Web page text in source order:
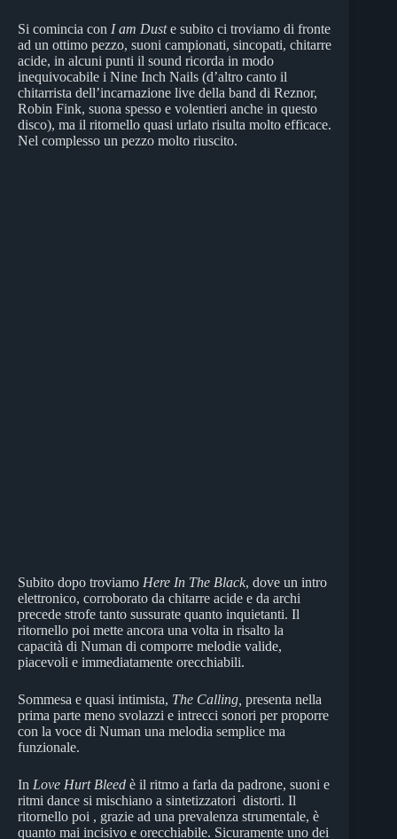
Si comincia con I am Duste subito ci troviamo di fronte
ad un ottimo pezzo, suoni campionati, sincopati, chitarre
acide, in alcuni punti il sound ricorda in modo
inequivocabile i Nine Inch Nails (d’altro canto il
chitarrista dell’incarnazione live della band di Reznor,
Robin Fink, suona spesso e volentieri anche in questo
disco), ma il ritornello quasi urlato risulta molto efficace.
Nel complesso un pezzo molto riuscito.
Subito dopo troviamo Here In The Black, dove un intro
elettronico, corroborato da chitarre acide e da archi
precede strofe tanto sussurate quanto inquietanti. Il
ritornello poi mette ancora una volta in risalto la
capacità di Numan di comporre melodie valide,
piacevoli e immediatamente orecchiabili.
Sommesa e quasi intimista, The Calling, presenta nella
prima parte meno svolazzi e intrecci sonori per proporre
con la voce di Numan una melodia semplice ma
funzionale.
In Love Hurt Bleed è il ritmo a farla da padrone, suoni e
ritmi dance si mischiano a sintetizzatori distorti. Il
ritornello poi , grazie ad una prevalenza strumentale, è
quanto mai incisivo e orecchiabile. Sicuramente uno dei